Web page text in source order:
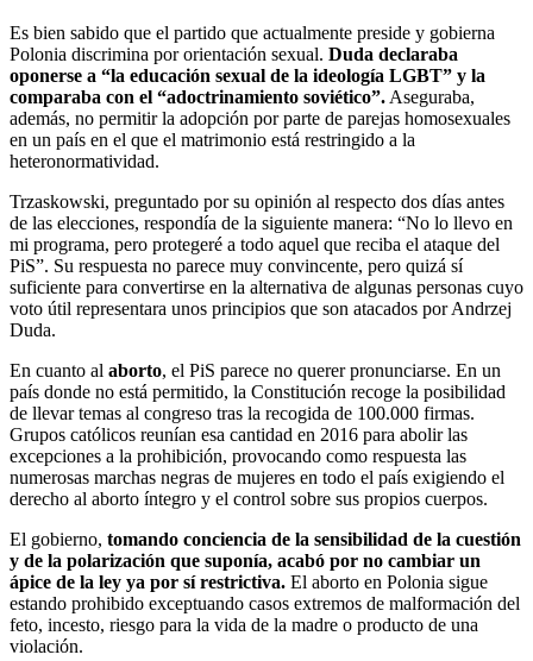
Es bien sabido que el partido que actualmente preside y gobierna
Polonia discrimina por orientación sexual. Duda declaraba
oponerse a “la educación sexual de la ideología LGBT” y la
comparaba con el “adoctrinamiento soviético”. Aseguraba,
además, no permitir la adopción por parte de parejas homosexuales
en un país en el que el matrimonio está restringido a la
heteronormatividad.
Trzaskowski, preguntado por su opinión al respecto dos días antes
de las elecciones, respondía de la siguiente manera: “No lo llevo en
mi programa, pero protegeré a todo aquel que reciba el ataque del
PiS”. Su respuesta no parece muy convincente, pero quizá sí
suficiente para convertirse en la alternativa de algunas personas cuyo
voto útil representara unos principios que son atacados por Andrzej
Duda.
En cuanto al aborto, el PiS parece no querer pronunciarse. En un
país donde no está permitido, la Constitución recoge la posibilidad
de llevar temas al congreso tras la recogida de 100.000 firmas.
Grupos católicos reunían esa cantidad en 2016 para abolir las
excepciones a la prohibición, provocando como respuesta las
numerosas marchas negras de mujeres en todo el país exigiendo el
derecho al aborto íntegro y el control sobre sus propios cuerpos.
El gobierno, tomando conciencia de la sensibilidad de la cuestión
y de la polarización que suponía, acabó por no cambiar un
ápice de la ley ya por sí restrictiva. El aborto en Polonia sigue
estando prohibido exceptuando casos extremos de malformación del
feto, incesto, riesgo para la vida de la madre o producto de una
violación.